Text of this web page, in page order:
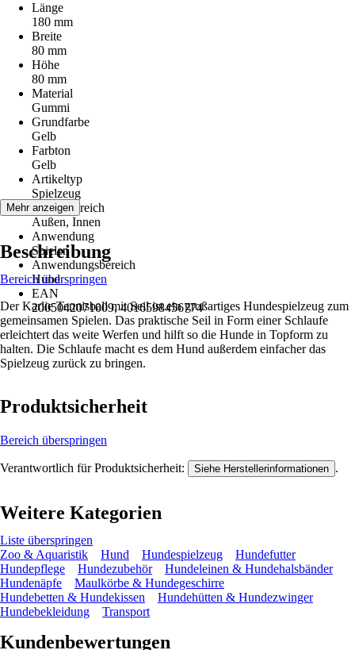
Länge
180 mm
Breite
80 mm
Höhe
80 mm
Material
Gummi
Grundfarbe
Gelb
Farbton
Gelb
Artikeltyp
Spielzeug
Einsatzbereich
Außen, Innen
Anwendung
Spielen
Anwendungsbereich
Hund
EAN
2005042071009, 4016598456774
Mehr anzeigen
Beschreibung
Bereich überspringen
Der Karlie Tennisball mit Seil ist ein großartiges Hundespielzeug zum
gemeinsamen Spielen. Das praktische Seil in Form einer Schlaufe
erleichtert das weite Werfen und hilft so die Hunde in Topform zu
halten. Die Schlaufe macht es dem Hund außerdem einfacher das
Spielzeug zurück zu bringen.
Produktsicherheit
Bereich überspringen
Verantwortlich für Produktsicherheit: Siehe Herstellerinformationen .
Weitere Kategorien
Liste überspringen
Zoo & Aquaristik
Hund Hundespielzeug
Hundefutter
Hundepflege
Hundezubehör
Hundeleinen & Hundehalsbänder
Hundenäpfe
Maulkörbe & Hundegeschirre
Hundebetten & Hundekissen
Hundehütten & Hundezwinger
Hundebekleidung
Transport
Kundenbewertungen